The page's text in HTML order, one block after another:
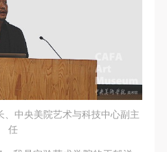
、中央美院艺术与科技中心副主
任
华人民共和国的相关法
社会公德规范，并应该具
相帮助和助人为乐的良好
年人（具有完全民事行为
华人民共和国的相关法
社会公德规范，并应该具
相帮助和助人为乐的良好
年人（具有完全民事行为
华人民共和国的相关法
社会公德规范，并应该具
相帮助和助人为乐的良好
年人（具有完全民事行为